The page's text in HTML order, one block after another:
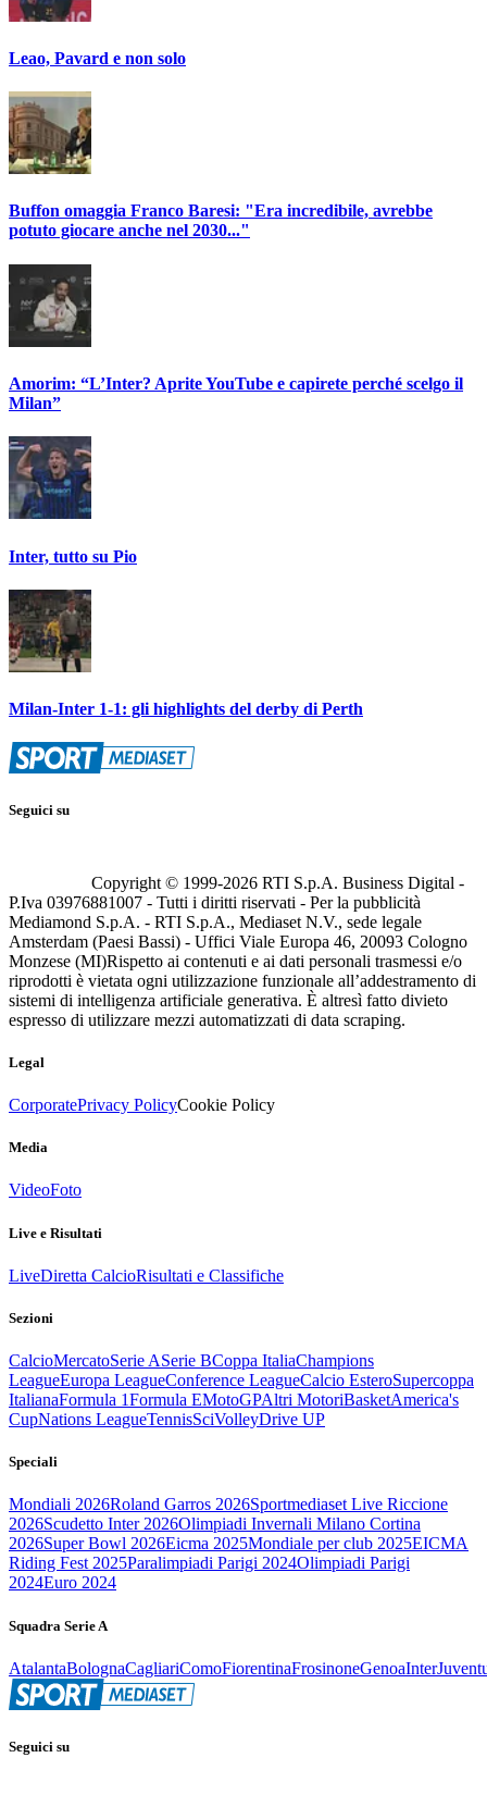
Leao, Pavard e non solo
Buffon omaggia Franco Baresi: "Era incredibile, avrebbe
potuto giocare anche nel 2030..."
Amorim: “L’Inter? Aprite YouTube e capirete perché scelgo il
Milan”
Inter, tutto su Pio
Milan-Inter 1-1: gli highlights del derby di Perth
Seguici su
Copyright © 1999-2026 RTI S.p.A. Business Digital -
P.Iva 03976881007 - Tutti i diritti riservati - Per la pubblicità
Mediamond S.p.A. - RTI S.p.A., Mediaset N.V., sede legale
Amsterdam (Paesi Bassi) - Uffici Viale Europa 46, 20093 Cologno
Monzese (MI)Rispetto ai contenuti e ai dati personali trasmessi e/o
riprodotti è vietata ogni utilizzazione funzionale all’addestramento di
sistemi di intelligenza artificiale generativa. È altresì fatto divieto
espresso di utilizzare mezzi automatizzati di data scraping.
Legal
CorporatePrivacy PolicyCookie Policy
Media
VideoFoto
Live e Risultati
LiveDiretta CalcioRisultati e Classifiche
Sezioni
CalcioMercatoSerie ASerie BCoppa ItaliaChampions
LeagueEuropa LeagueConference LeagueCalcio EsteroSupercoppa
ItalianaFormula 1Formula EMotoGPAltri MotoriBasketAmerica's
CupNations LeagueTennisSciVolleyDrive UP
Speciali
Mondiali 2026Roland Garros 2026Sportmediaset Live Riccione
2026Scudetto Inter 2026Olimpiadi Invernali Milano Cortina
2026Super Bowl 2026Eicma 2025Mondiale per club 2025EICMA
Riding Fest 2025Paralimpiadi Parigi 2024Olimpiadi Parigi
2024Euro 2024
Squadra Serie A
AtalantaBolognaCagliariComoFiorentinaFrosinoneGenoaInter
Seguici su